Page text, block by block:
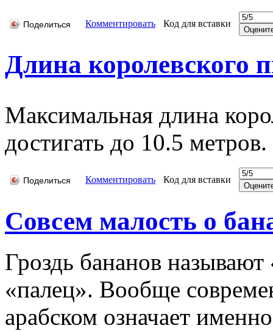
Поделиться Комментировать Код для вставки
Длина королевского
Максимальная длина
достигать до 10.5 метров.
Поделиться Комментировать Код для вставки
Совсем малость о
Гроздь бананов
«палец». Вообще
арабском означает